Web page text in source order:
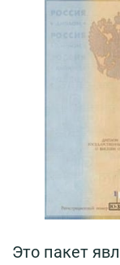
Это пакет